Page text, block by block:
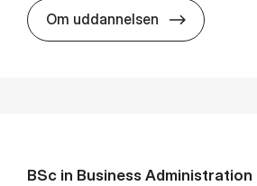
Om uddannelsen BSc in
BSc in Busi­ness